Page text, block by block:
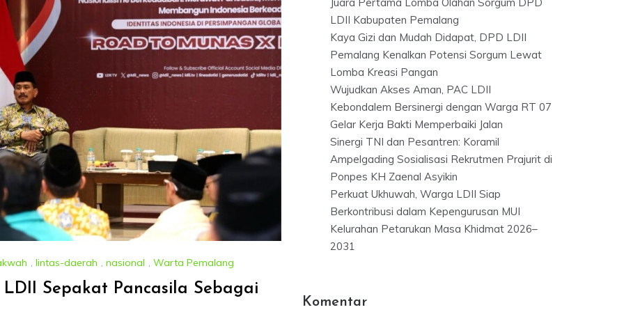
, lintas-daerah , nasional , Warta Pemalang
Sepakat Pancasila Sebagai
LDII Kabupaten Pemalang
Kaya Gizi dan Mudah Didapat, DPD LDII
Pemalang Kenalkan Potensi Sorgum Lewat
Lomba Kreasi Pangan
Wujudkan Akses Aman, PAC LDII
Kebondalem Bersinergi dengan Warga RT 07
Gelar Kerja Bakti Memperbaiki Jalan
Sinergi TNI dan Pesantren: Koramil
Ampelgading Sosialisasi Rekrutmen Prajurit di
Ponpes KH Zaenal Asyikin
Perkuat Ukhuwah, Warga LDII Siap
Berkontribusi dalam Kepengurusan MUI
Kelurahan Petarukan Masa Khidmat 2026–
2031
Komentar